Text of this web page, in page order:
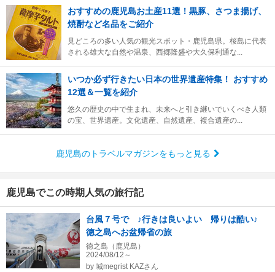
おすすめの鹿児島お土産11選！黒豚、さつま揚げ、
焼酎など名品をご紹介
見どころの多い人気の観光スポット・鹿児島県。桜島に代表
される雄大な自然や温泉、西郷隆盛や大久保利通な...
いつか必ず行きたい日本の世界遺産特集！ おすすめ
12選＆一覧を紹介
悠久の歴史の中で生まれ、未来へと引き継いでいくべき人類
の宝、世界遺産。文化遺産、自然遺産、複合遺産の...
鹿児島のトラベルマガジンをもっと見る
鹿児島でこの時期人気の旅行記
台風７号で ♪行きは良いよい 帰りは酷い♪
徳之島へお盆帰省の旅
徳之島（鹿児島）
2024/08/12～
by 城megrist KAZさん